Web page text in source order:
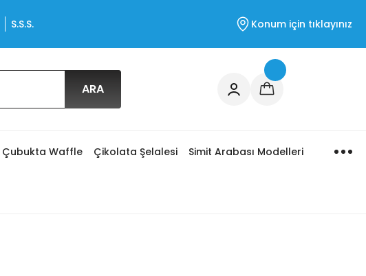
S.S.S. Konum için tıklayınız
ARA
Çubukta Waffle Çikolata Şelalesi Simit Arabası Modelleri